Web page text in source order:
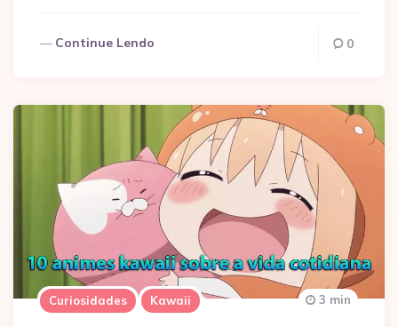
Continue Lendo 0
Curiosidades Kawaii 3 min